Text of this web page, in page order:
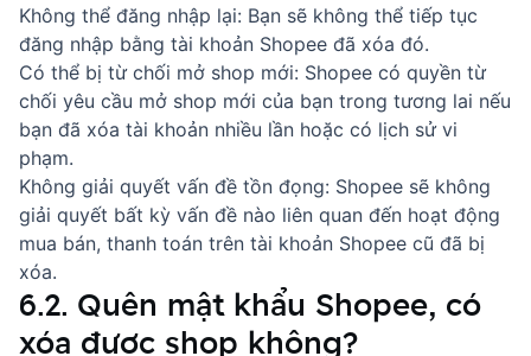
Không thể đăng nhập lại: Bạn sẽ không thể tiếp tục
đăng nhập bằng tài khoản Shopee đã xóa đó.
Có thể bị từ chối mở shop mới: Shopee có quyền từ
chối yêu cầu mở shop mới của bạn trong tương lai nếu
bạn đã xóa tài khoản nhiều lần hoặc có lịch sử vi
phạm.
Không giải quyết vấn đề tồn đọng: Shopee sẽ không
giải quyết bất kỳ vấn đề nào liên quan đến hoạt động
mua bán, thanh toán trên tài khoản Shopee cũ đã bị
xóa.
6.2. Quên mật khẩu Shopee, có
xóa được shop không?